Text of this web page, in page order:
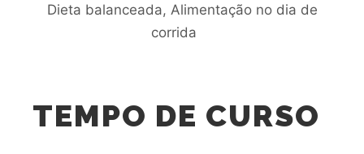
Dieta balanceada, Alimentação no dia de
corrida
TEMPO DE CURSO